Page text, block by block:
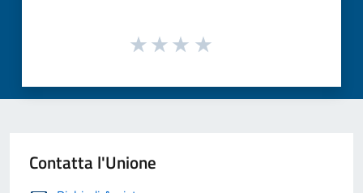
Contatta l'Unione